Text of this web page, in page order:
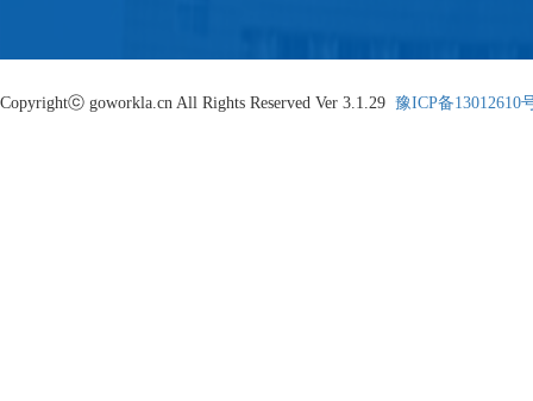
Copyrightⓒ goworkla.cn All Rights Reserved Ver 3.1.29 豫ICP备13012610